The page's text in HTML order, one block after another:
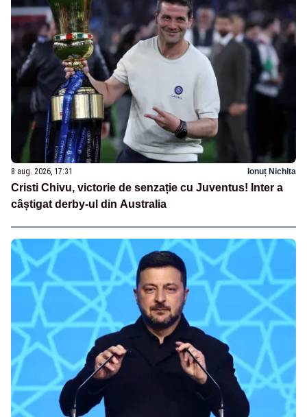
8 aug. 2026, 17:31 Ionuț Nichita
Cristi Chivu, victorie de senzație cu Juventus! Inter a
câștigat derby-ul din Australia